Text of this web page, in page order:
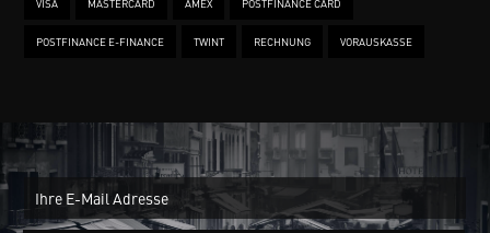
VISA MASTERCARD AMEX POSTFINANCE CARD
POSTFINANCE E-FINANCE TWINT RECHNUNG VORAUSKASSE